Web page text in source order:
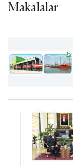
Makalalar